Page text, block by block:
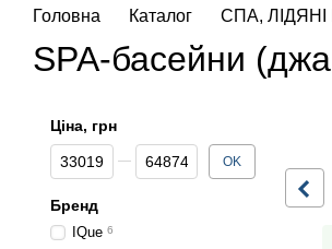
Головна Каталог СПА,
SPA-басейни
Ціна, грн
Від Ціна, грн
До Ціна, грн OK
Бренд
IQue 6